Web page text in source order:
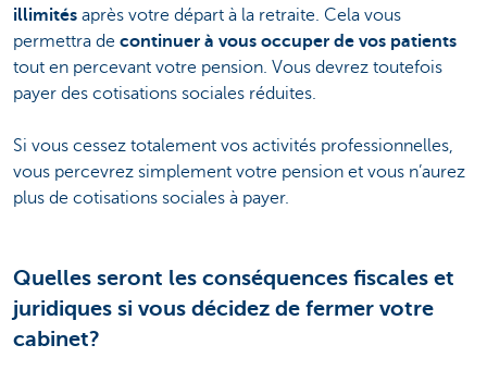
illimités après votre départ à la retraite. Cela vous
permettra de continuer à vous occuper de vos patients
tout en percevant votre pension. Vous devrez toutefois
payer des cotisations sociales réduites.
Si vous cessez totalement vos activités professionnelles,
vous percevrez simplement votre pension et vous n’aurez
plus de cotisations sociales à payer.
Quelles seront les conséquences fiscales et
juridiques si vous décidez de fermer votre
cabinet?